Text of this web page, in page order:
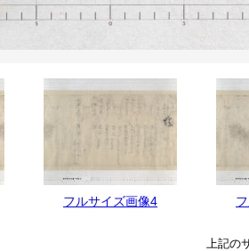
フルサイズ画像4
上記の